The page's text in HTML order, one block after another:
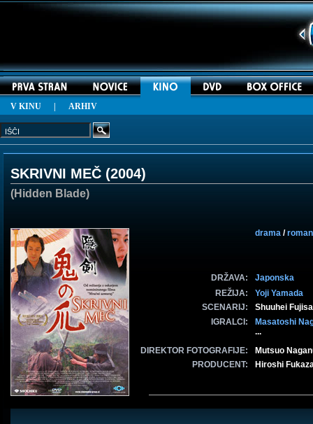
V KINU ARHIV
SKRIVNI MEČ (2004)
(Hidden Blade)
drama /
DRŽAVA:
Japonska
REŽIJA:
Yoji Yamada
SCENARIJ:
Shuuhei
IGRALCI:
Masatoshi
...
DIREKTOR FOTOGRAFIJE:
Mutsuo
PRODUCENT:
Hiroshi